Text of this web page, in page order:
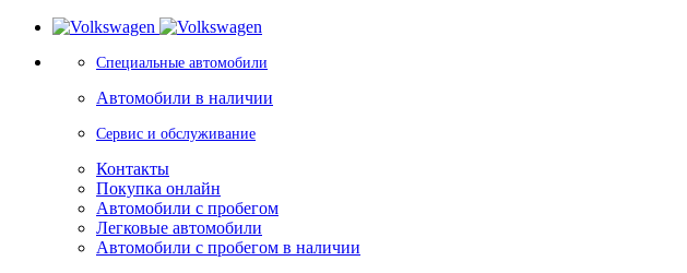
Специальные автомобили
Автомобили в наличии
Сервис и обслуживание
Контакты
Покупка онлайн
Автомобили с пробегом
Легковые автомобили
Автомобили с пробегом в наличии